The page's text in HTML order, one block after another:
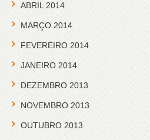
ABRIL 2014
MARÇO 2014
FEVEREIRO 2014
JANEIRO 2014
DEZEMBRO 2013
NOVEMBRO 2013
OUTUBRO 2013